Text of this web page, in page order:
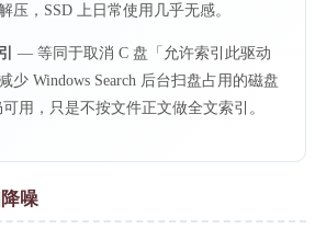
压，SSD 上日常使用几乎无感。
— 等同于取消 C 盘「允许索引此驱动
少 Windows Search 后台扫盘占用的磁盘
用，只是不按文件正文做全文索引。
噪